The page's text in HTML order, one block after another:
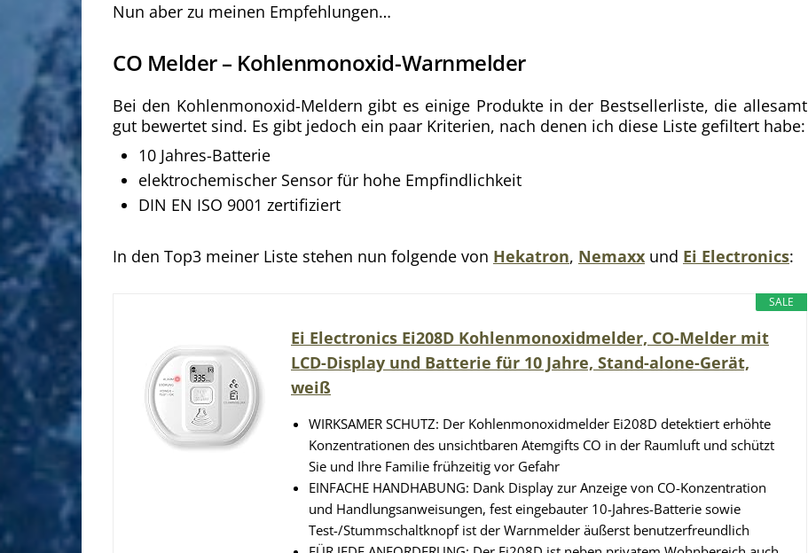
Nun aber zu meinen Empfehlungen…
CO Melder – Kohlenmonoxid-Warnmelder
Bei den Kohlenmonoxid-Meldern gibt es einige Produkte in der Bestsellerliste, die allesamt
gut bewertet sind. Es gibt jedoch ein paar Kriterien, nach denen ich diese Liste gefiltert habe:
10 Jahres-Batterie
elektrochemischer Sensor für hohe Empfindlichkeit
DIN EN ISO 9001 zertifiziert
In den Top3 meiner Liste stehen nun folgende von Hekatron, Nemaxx und Ei Electronics:
SALE
Ei Electronics Ei208D Kohlenmonoxidmelder, CO-Melder mit
LCD-Display und Batterie für 10 Jahre, Stand-alone-Gerät,
weiß
WIRKSAMER SCHUTZ: Der Kohlenmonoxidmelder Ei208D detektiert erhöhte
Konzentrationen des unsichtbaren Atemgifts CO in der Raumluft und schützt
Sie und Ihre Familie frühzeitig vor Gefahr
EINFACHE HANDHABUNG: Dank Display zur Anzeige von CO-Konzentration
und Handlungsanweisungen, fest eingebauter 10-Jahres-Batterie sowie
Test-/Stummschaltknopf ist der Warnmelder äußerst benutzerfreundlich